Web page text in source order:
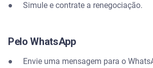
● Simule e contrate a renegociação.
Pelo WhatsApp
● Envie uma mensagem para o